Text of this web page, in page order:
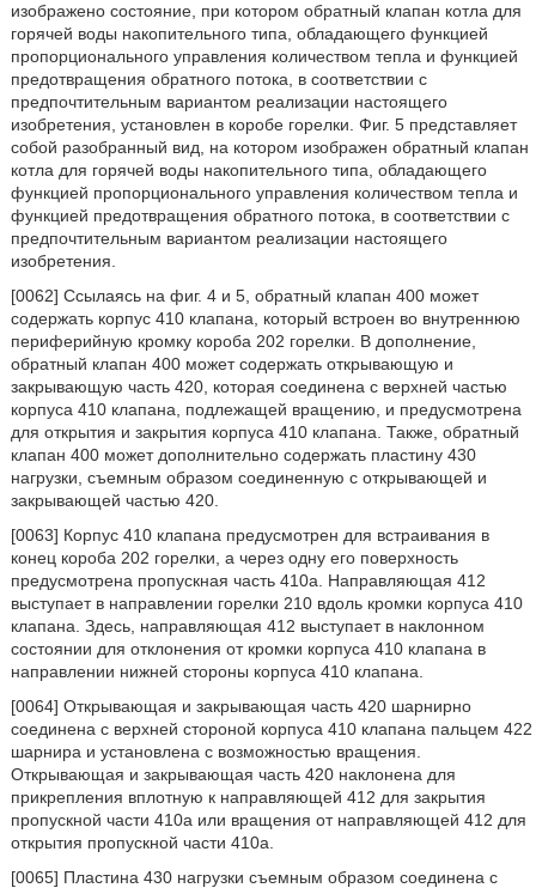
изображено состояние, при котором обратный клапан котла для
горячей воды накопительного типа, обладающего функцией
пропорционального управления количеством тепла и функцией
предотвращения обратного потока, в соответствии с
предпочтительным вариантом реализации настоящего
изобретения, установлен в коробе горелки. Фиг. 5 представляет
собой разобранный вид, на котором изображен обратный клапан
котла для горячей воды накопительного типа, обладающего
функцией пропорционального управления количеством тепла и
функцией предотвращения обратного потока, в соответствии с
предпочтительным вариантом реализации настоящего
изобретения.
[0062] Ссылаясь на фиг. 4 и 5, обратный клапан 400 может
содержать корпус 410 клапана, который встроен во внутреннюю
периферийную кромку короба 202 горелки. В дополнение,
обратный клапан 400 может содержать открывающую и
закрывающую часть 420, которая соединена с верхней частью
корпуса 410 клапана, подлежащей вращению, и предусмотрена
для открытия и закрытия корпуса 410 клапана. Также, обратный
клапан 400 может дополнительно содержать пластину 430
нагрузки, съемным образом соединенную с открывающей и
закрывающей частью 420.
[0063] Корпус 410 клапана предусмотрен для встраивания в
конец короба 202 горелки, а через одну его поверхность
предусмотрена пропускная часть 410a. Направляющая 412
выступает в направлении горелки 210 вдоль кромки корпуса 410
клапана. Здесь, направляющая 412 выступает в наклонном
состоянии для отклонения от кромки корпуса 410 клапана в
направлении нижней стороны корпуса 410 клапана.
[0064] Открывающая и закрывающая часть 420 шарнирно
соединена с верхней стороной корпуса 410 клапана пальцем 422
шарнира и установлена с возможностью вращения.
Открывающая и закрывающая часть 420 наклонена для
прикрепления вплотную к направляющей 412 для закрытия
пропускной части 410a или вращения от направляющей 412 для
открытия пропускной части 410a.
[0065] Пластина 430 нагрузки съемным образом соединена с